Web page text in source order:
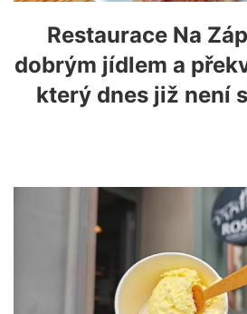
Restaurace Na
dobrým jídlem a
který dnes již není